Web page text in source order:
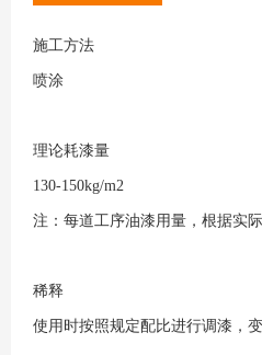
施工
喷涂
理论耗
130-150kg/m2
注：每道工序油漆用量，根据实
稀
使用时按照规定配比进行调漆，